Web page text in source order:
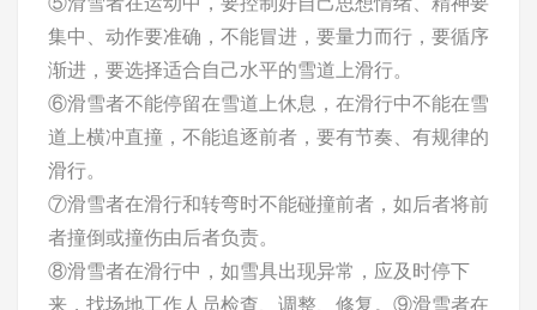
集中、动作要准确，不能冒进，要量力而行，要循序
渐进，要选择适合自己水平的雪道上滑行。
⑥滑雪者不能停留在雪道上休息，在滑行中不能在雪
道上横冲直撞，不能追逐前者，要有节奏、有规律的
滑行。
⑦滑雪者在滑行和转弯时不能碰撞前者，如后者将前
者撞倒或撞伤由后者负责。
⑧滑雪者在滑行中，如雪具出现异常，应及时停下
来，找场地工作人员检查、调整、修复。⑨滑雪者在